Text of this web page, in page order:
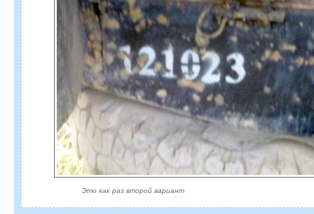
Это как раз второй вариант